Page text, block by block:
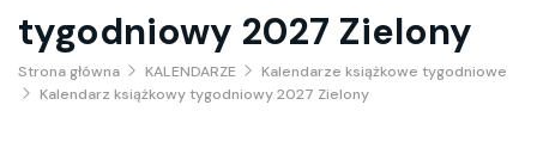
tygodniowy 2027 Zielony
Strona główna KALENDARZE
Kalendarze książkowe tygodniowe
Kalendarz książkowy tygodniowy 2027 Zielony